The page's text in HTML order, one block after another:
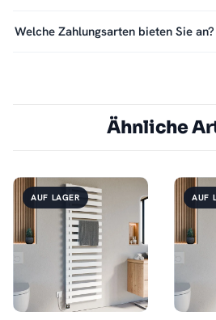
Welche Zahlungsarten bieten Sie an?
Ähnliche
AUF LAGER AUF